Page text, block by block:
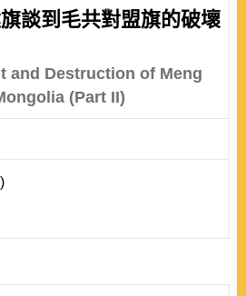
談到毛共對盟旗的破壞
and Destruction of Meng
(Part II)